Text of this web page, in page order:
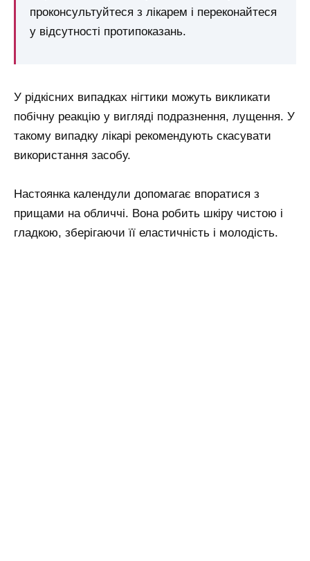
проконсультуйтеся з лікарем і переконайтеся
у відсутності протипоказань.
У рідкісних випадках нігтики можуть викликати
побічну реакцію у вигляді подразнення, лущення. У
такому випадку лікарі рекомендують скасувати
використання засобу.
Настоянка календули допомагає впоратися з
прищами на обличчі. Вона робить шкіру чистою і
гладкою, зберігаючи її еластичність і молодість.